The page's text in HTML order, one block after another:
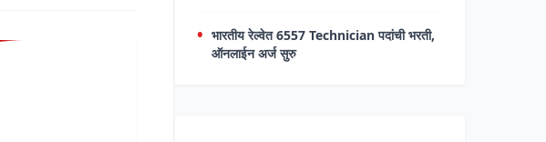
भारतीय रेल्वेत 6557 Technician पदांची भरती,
ऑनलाईन अर्ज सुरु